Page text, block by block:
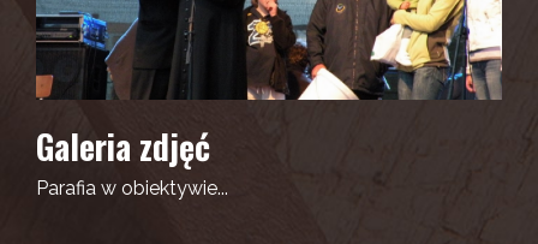
Galeria zdjęć
Parafia w obiektywie...